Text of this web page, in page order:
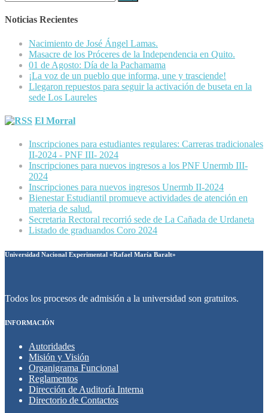
Noticias Recientes
Nacimiento de José Ángel Lamas.
Masacre de los Próceres de la Independencia en Quito.
01 de Agosto: Día de la Pachamama
¡La voz de un pueblo que informa, une y trasciende!
Llegaron repuestos para seguir la activación de buseta en la
sede Los Laureles
El Morral
Inscripciones para estudiantes regulares: Carreras tradicionales
II-2024 - PNF III- 2024
Inscripciones para nuevos ingresos a los PNF Unermb III-
2024
Inscripciones para nuevos ingresos Unermb II-2024
Bienestar Estudiantil promueve actividades de atención en
materia de salud.
Secretaria Rectoral recorrió sede de La Cañada de Urdaneta
Listado de graduandos Coro 2024
Universidad Nacional Experimental «Rafael María Baralt»
Todos los procesos de admisión a la universidad son gratuitos.
INFORMACIÓN
Autoridades
Misión y Visión
Organigrama Funcional
Reglamentos
Dirección de Auditoría Interna
Directorio de Contactos